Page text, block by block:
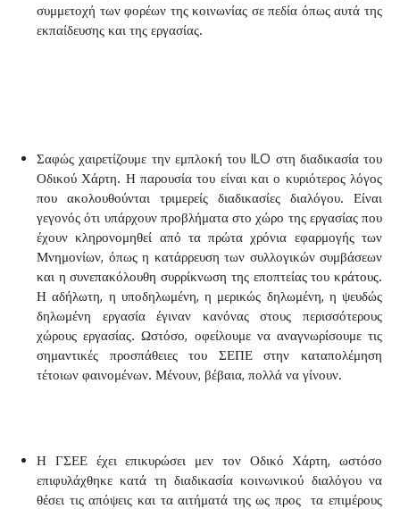
συμμετοχή των φορέων της κοινωνίας σε πεδία όπως αυτά της
εκπαίδευσης και της εργασίας.
Σαφώς χαιρετίζουμε την εμπλοκή του ILO στη διαδικασία του
Οδικού Χάρτη. Η παρουσία του είναι και ο κυριότερος λόγος
που ακολουθούνται τριμερείς διαδικασίες διαλόγου. Είναι
γεγονός ότι υπάρχουν προβλήματα στο χώρο της εργασίας που
έχουν κληρονομηθεί από τα πρώτα χρόνια εφαρμογής των
Μνημονίων, όπως η κατάρρευση των συλλογικών συμβάσεων
και η συνεπακόλουθη συρρίκνωση της εποπτείας του κράτους.
Η αδήλωτη, η υποδηλωμένη, η μερικώς δηλωμένη, η ψευδώς
δηλωμένη εργασία έγιναν κανόνας στους περισσότερους
χώρους εργασίας. Ωστόσο, οφείλουμε να αναγνωρίσουμε τις
σημαντικές προσπάθειες του ΣΕΠΕ στην καταπολέμηση
τέτοιων φαινομένων. Μένουν, βέβαια, πολλά να γίνουν.
Η ΓΣΕΕ έχει επικυρώσει μεν τον Οδικό Χάρτη, ωστόσο
επιφυλάχθηκε κατά τη διαδικασία κοινωνικού διαλόγου να
θέσει τις απόψεις και τα αιτήματά της ως προς τα επιμέρους